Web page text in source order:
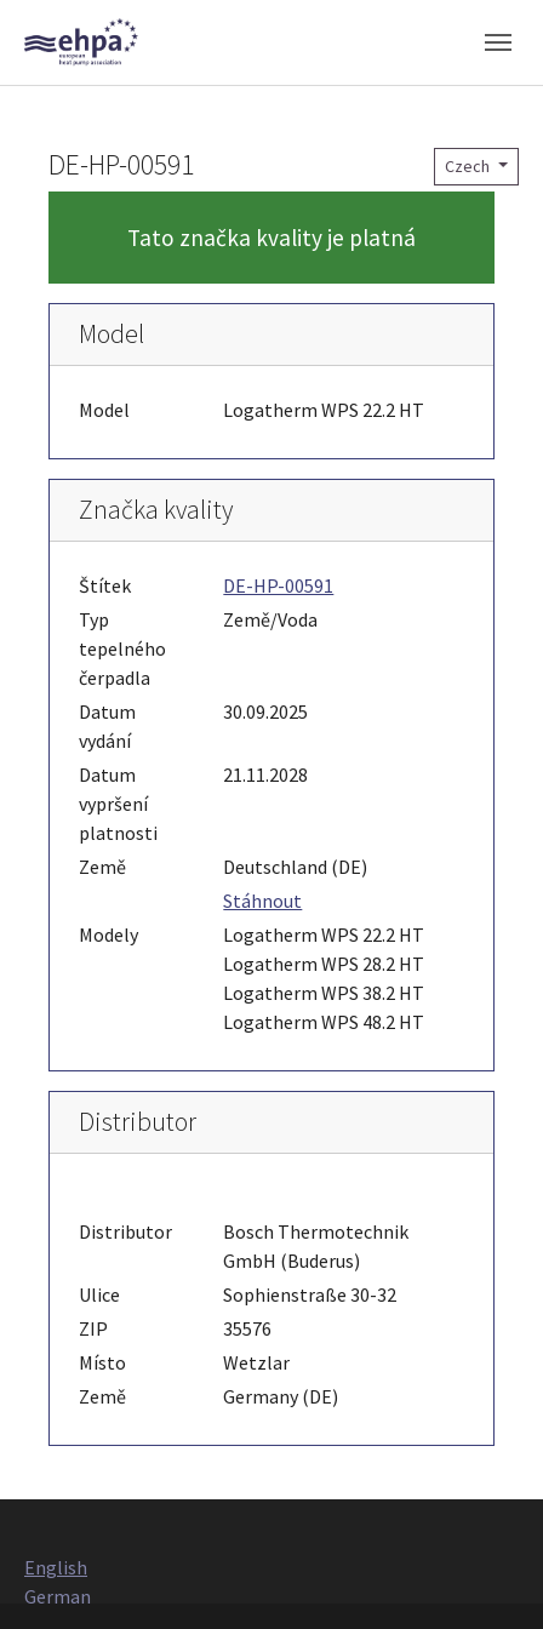
Skip to main navigation
Skip to main content
Skip to page footer
Czech
DE-HP-00591
Tato značka kvality je platná
Model
Model Logatherm WPS 22.2 HT
Značka kvality
Štítek
DE-HP-00591
Typ
tepelného
čerpadla
Země/Voda
Datum
vydání
30.09.2025
Datum
vypršení
platnosti
21.11.2028
Země
Deutschland (DE)
Stáhnout
Modely
Logatherm WPS 22.2 HT
Logatherm WPS 28.2 HT
Logatherm WPS 38.2 HT
Logatherm WPS 48.2 HT
Distributor
Distributor
Bosch Thermotechnik
GmbH (Buderus)
Ulice
Sophienstraße 30-32
ZIP
35576
Místo
Wetzlar
Země
Germany (DE)
English
German